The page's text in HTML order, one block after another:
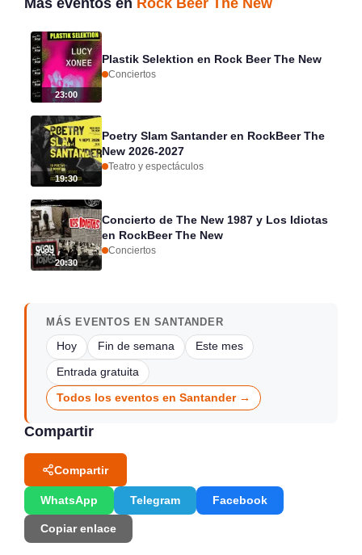
23:00
Plastik Selektion en Rock Beer The New
Conciertos
19:30
Poetry Slam Santander en RockBeer The
New 2026-2027
Teatro y espectáculos
20:30
Concierto de The New 1987 y Los Idiotas
en RockBeer The New
Conciertos
MÁS EVENTOS EN SANTANDER
Hoy Fin de semana Este mes
Entrada gratuita
Todos los eventos en Santander →
Compartir
Compartir
WhatsApp Telegram Facebook
Copiar enlace